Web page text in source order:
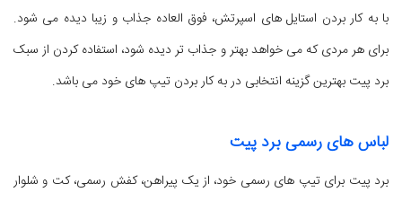
با به کار بردن استایل های اسپرتش، فوق العاده جذاب و زیبا دیده می شود.
برای هر مردی که می خواهد بهتر و جذاب تر دیده شود، استفاده کردن از سبک
برد پیت بهترین گزینه انتخابی در به کار بردن تیپ های خود می باشد.
لباس های رسمی برد پیت
برد پیت برای تیپ های رسمی خود، از یک پیراهن، کفش رسمی، کت و شلوار